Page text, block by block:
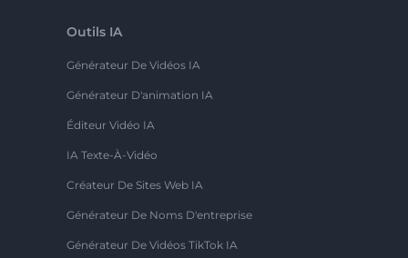
Outils IA
Générateur De Vidéos IA
Générateur D'animation IA
Éditeur Vidéo IA
IA Texte-À-Vidéo
Créateur De Sites Web IA
Générateur De Noms D'entreprise
Générateur De Vidéos TikTok IA